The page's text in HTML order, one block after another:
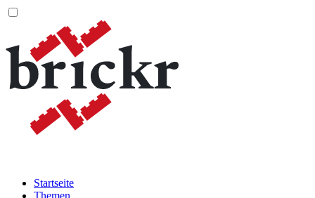
Startseite
Themen